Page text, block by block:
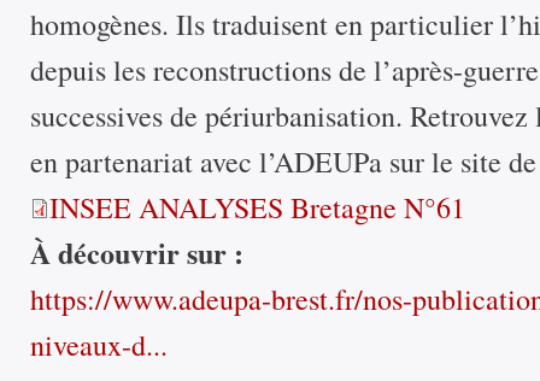
homogènes. Ils traduisent en particulier
depuis les reconstructions de l’après-
successives de périurbanisation. Retrouvez
en partenariat avec l’ADEUPa sur le site
INSEE ANALYSES Bretagne N°61
À découvrir sur :
https://www.adeupa-brest.fr/nos-
niveaux-d...